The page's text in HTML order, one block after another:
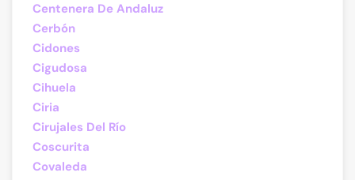
Centenera De Andaluz
Cerbón
Cidones
Cigudosa
Cihuela
Ciria
Cirujales Del Río
Coscurita
Covaleda